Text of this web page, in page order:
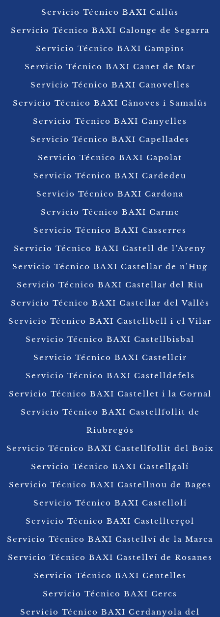
Servicio Técnico BAXI Callús
Servicio Técnico BAXI Calonge de Segarra
Servicio Técnico BAXI Campins
Servicio Técnico BAXI Canet de Mar
Servicio Técnico BAXI Canovelles
Servicio Técnico BAXI Cànoves i Samalús
Servicio Técnico BAXI Canyelles
Servicio Técnico BAXI Capellades
Servicio Técnico BAXI Capolat
Servicio Técnico BAXI Cardedeu
Servicio Técnico BAXI Cardona
Servicio Técnico BAXI Carme
Servicio Técnico BAXI Casserres
Servicio Técnico BAXI Castell de l’Areny
Servicio Técnico BAXI Castellar de n’Hug
Servicio Técnico BAXI Castellar del Riu
Servicio Técnico BAXI Castellar del Vallès
Servicio Técnico BAXI Castellbell i el Vilar
Servicio Técnico BAXI Castellbisbal
Servicio Técnico BAXI Castellcir
Servicio Técnico BAXI Castelldefels
Servicio Técnico BAXI Castellet i la Gornal
Servicio Técnico BAXI Castellfollit de
Riubregós
Servicio Técnico BAXI Castellfollit del Boix
Servicio Técnico BAXI Castellgalí
Servicio Técnico BAXI Castellnou de Bages
Servicio Técnico BAXI Castellolí
Servicio Técnico BAXI Castellterçol
Servicio Técnico BAXI Castellví de la Marca
Servicio Técnico BAXI Castellví de Rosanes
Servicio Técnico BAXI Centelles
Servicio Técnico BAXI Cercs
Servicio Técnico BAXI Cerdanyola del